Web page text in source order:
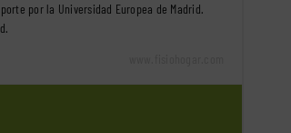
por la Universidad Europea de Madrid.